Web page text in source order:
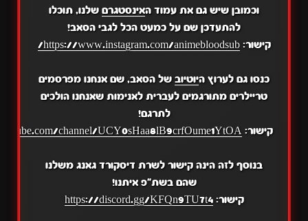
וכמובן שיש גם את עמוד האינסטגרםשלנו, תוכלו
להתעדכן שם על כמעט הכל לגבי הסאב!
קישור:https://www.instagram.com/animebloodsub/
כנסו גם לערוץ היוטיובשל הסאב, שם אנחנו מפרסמים
טריילרים מתורגמים לעברית לאנימות שאנחנו הולכים
לתרגם!
קישור: channel/UCY0sHaa8lB9crfOume1YtOA
בנוסף לזה הינה קישור לשרת דיסקורד גאנג משלנו
שהם בשת"פ איתנו!
קישור:https://discord.gg/KFQn9TU7t4